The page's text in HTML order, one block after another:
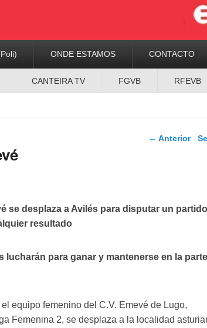
ONDE ESTAMOS CONTACTO
CANTEIRA TV FGVB RFEVB
Navegador
← Anterior
se desplaza a Avilés para disputar un partido
resultado
lucharán para ganar y mantenerse en la
equipo femenino del C.V. Emevé de Lugo,
Femenina 2, se desplaza a la localidad